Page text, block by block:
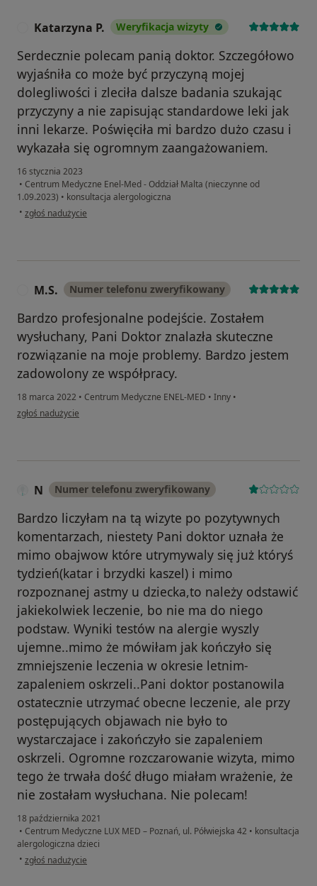
Katarzyna P. Weryfikacja wizyty
Serdecznie polecam panią doktor. Szczegółowo
wyjaśniła co może być przyczyną mojej
dolegliwości i zleciła dalsze badania szukając
przyczyny a nie zapisując standardowe leki jak
inni lekarze. Poświęciła mi bardzo dużo czasu i
wykazała się ogromnym zaangażowaniem.
16 stycznia 2023
• Centrum Medyczne Enel-Med - Oddział Malta (nieczynne od
1.09.2023) • konsultacja alergologiczna
• w opinii użytkownika Katarzyna P.
zgłoś nadużycie
M.S. Numer telefonu zweryfikowany
Bardzo profesjonalne podejście. Zostałem
wysłuchany, Pani Doktor znalazła skuteczne
rozwiązanie na moje problemy. Bardzo jestem
zadowolony ze współpracy.
18 marca 2022 • Centrum Medyczne ENEL-MED • Inny •
w opinii użytkownika M.S.
zgłoś nadużycie
N Numer telefonu zweryfikowany
Bardzo liczyłam na tą wizyte po pozytywnych
komentarzach, niestety Pani doktor uznała że
mimo obajwow które utrymywaly się już któryś
tydzień(katar i brzydki kaszel) i mimo
rozpoznanej astmy u dziecka,to należy odstawić
jakiekolwiek leczenie, bo nie ma do niego
podstaw. Wyniki testów na alergie wyszly
ujemne..mimo że mówiłam jak kończyło się
zmniejszenie leczenia w okresie letnim-
zapaleniem oskrzeli..Pani doktor postanowila
ostatecznie utrzymać obecne leczenie, ale przy
postępujących objawach nie było to
wystarczajace i zakończyło sie zapaleniem
oskrzeli. Ogromne rozczarowanie wizyta, mimo
tego że trwała dość długo miałam wrażenie, że
nie zostałam wysłuchana. Nie polecam!
18 października 2021
• Centrum Medyczne LUX MED – Poznań, ul. Półwiejska 42 • konsultacja
alergologiczna dzieci
• w opinii użytkownika N
zgłoś nadużycie